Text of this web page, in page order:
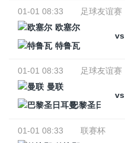
01-01 08:33
足球友谊赛
欧塞尔
vs
特鲁瓦
01-01 08:33
足球友谊赛
曼联
vs
巴黎圣日耳曼
01-01 08:33
联赛杯